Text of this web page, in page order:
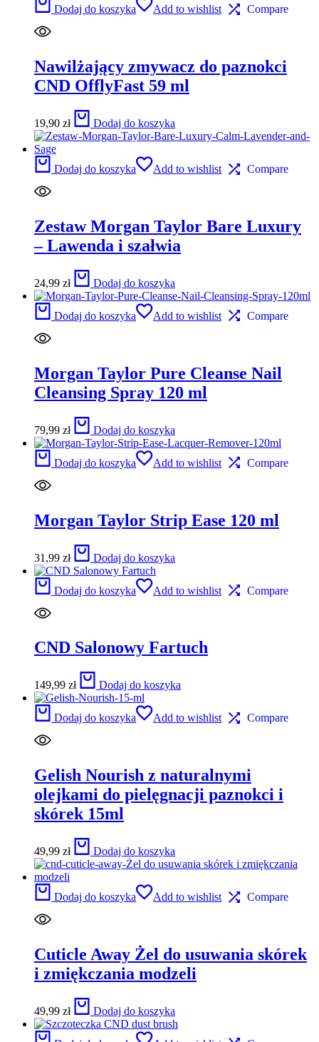
Dodaj do koszyka Add to wishlist Compare
Nawilżający zmywacz do paznokci
CND OfflyFast 59 ml
19,90 zł Dodaj do koszyka
Dodaj do koszyka Add to wishlist Compare
Zestaw Morgan Taylor Bare Luxury
– Lawenda i szałwia
24,99 zł Dodaj do koszyka
Dodaj do koszyka Add to wishlist Compare
Morgan Taylor Pure Cleanse Nail
Cleansing Spray 120 ml
79,99 zł Dodaj do koszyka
Dodaj do koszyka Add to wishlist Compare
Morgan Taylor Strip Ease 120 ml
31,99 zł Dodaj do koszyka
Dodaj do koszyka Add to wishlist Compare
CND Salonowy Fartuch
149,99 zł Dodaj do koszyka
Dodaj do koszyka Add to wishlist Compare
Gelish Nourish z naturalnymi
olejkami do pielęgnacji paznokci i
skórek 15ml
49,99 zł Dodaj do koszyka
Dodaj do koszyka Add to wishlist Compare
Cuticle Away Żel do usuwania skórek
i zmiękczania modzeli
49,99 zł Dodaj do koszyka